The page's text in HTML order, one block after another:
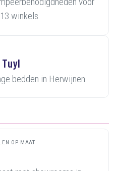
winkels
bedden in Herwijnen
OP MAAT